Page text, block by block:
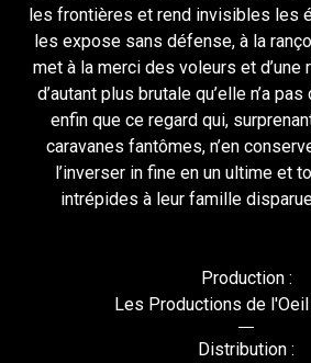
les frontières et rend invisibles les
les expose sans défense, à la
met à la merci des voleurs et
d’autant plus brutale qu’elle n’a
enfin que ce regard qui,
caravanes fantômes, n’en
l’inverser in fine en un ultime et
intrépides à leur famille
Production :
Les Productions de l'Oeil
Distribution :